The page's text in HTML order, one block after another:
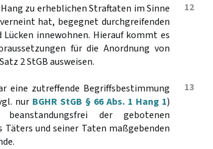
12
zu erheblichen Straftaten im Sinne
hat, begegnet durchgreifenden
innewohnen. Hierauf kommt es
für die Anordnung von
2 StGB ausweisen.
13
eine zutreffende Begriffsbestimmung
nur BGHR StGB § 66 Abs. 1 Hang 1)
der gebotenen
und seiner Taten maßgebenden